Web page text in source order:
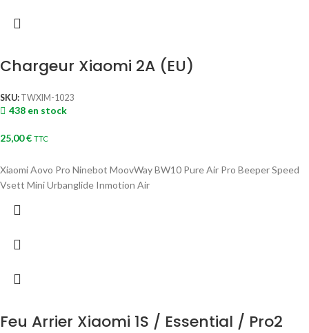
Chargeur Xiaomi 2A (EU)
SKU: TWXIM-1023
438 en stock
25,00€ TTC
Xiaomi Aovo Pro Ninebot MoovWay BW10 Pure Air Pro Beeper Speed
Vsett Mini Urbanglide Inmotion Air
Feu Arrier Xiaomi 1S / Essential / Pro2